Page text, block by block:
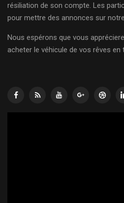
résiliation de son compte. Les
pour mettre des annonces sur
Nous espérons que vous
acheter le véhicule de vos rêves en